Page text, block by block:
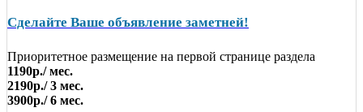
Сделайте Ваше объявление заметней!
Приоритетное размещение на первой странице раздела
1190р./ мес.
2190р./ 3 мес.
3900р./ 6 мес.